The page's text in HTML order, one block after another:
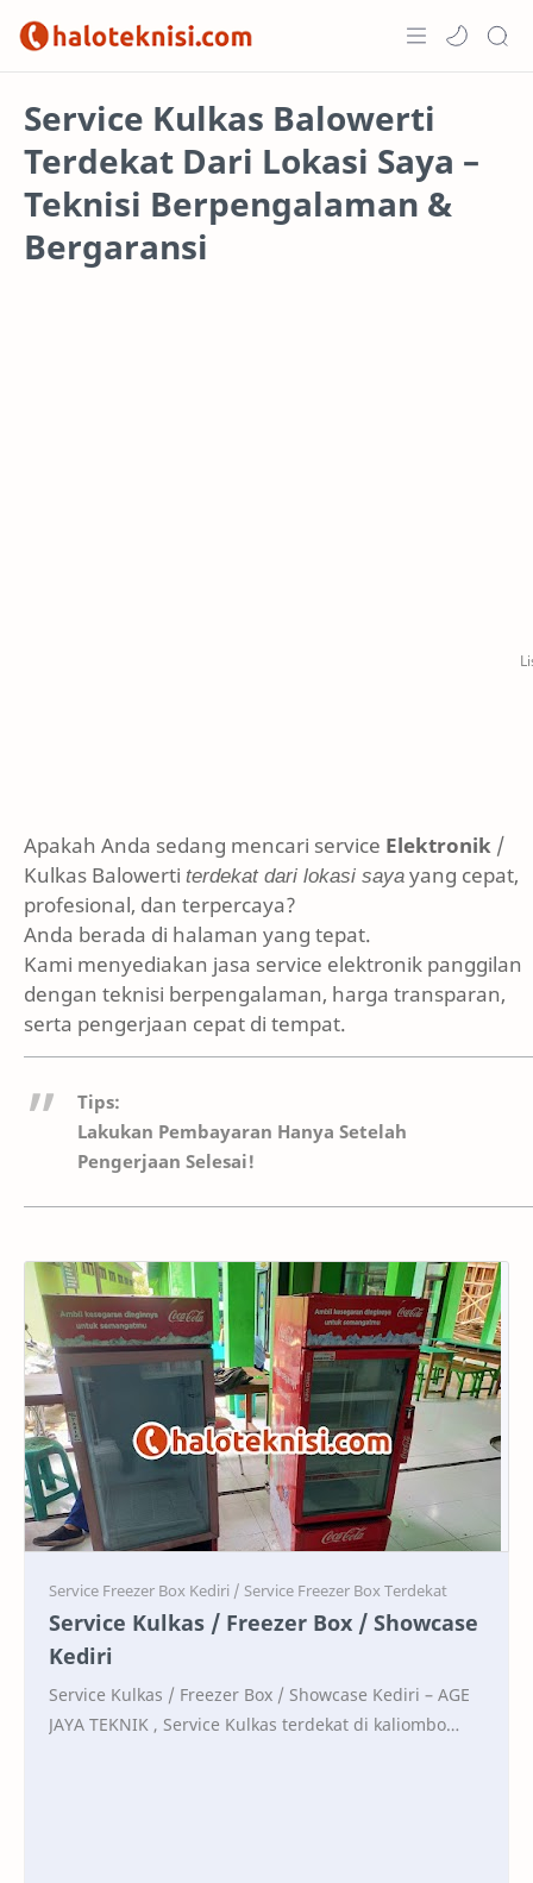
Projects
Service Kulkas Balowerti
Terdekat Dari Lokasi Saya –
Teknisi Berpengalaman &
Bergaransi
Apakah Anda sedang mencari service Elektronik /
Kulkas Balowerti terdekat dari lokasi sayayang cepat,
profesional, dan terpercaya?
Anda berada di halaman yang tepat.
Kami menyediakan jasa service elektronik panggilan
dengan teknisi berpengalaman, harga transparan,
serta pengerjaan cepat di tempat.
Tips:
Lakukan Pembayaran Hanya Setelah
Pengerjaan Selesai!
Service Service
Service Kulkas / Freezer Box / Showcase
Kediri
Service Kulkas / Freezer Box / Showcase Kediri – AGE
JAYA TEKNIK , Service Kulkas terdekat di kaliombo